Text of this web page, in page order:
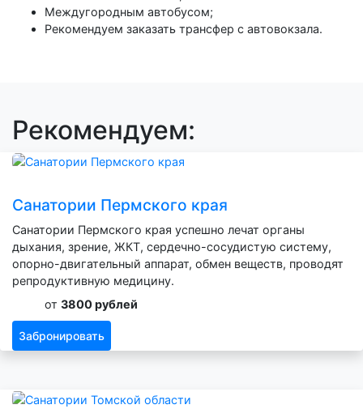
Междугородным автобусом;
Рекомендуем заказать трансфер с автовокзала.
Рекомендуем:
Санатории Пермского края
Санатории Пермского края успешно лечат органы
дыхания, зрение, ЖКТ, сердечно-сосудистую систему,
опорно-двигательный аппарат, обмен веществ, проводят
репродуктивную медицину.
от 3800 рублей
Забронировать